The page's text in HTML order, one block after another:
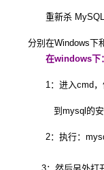
重新杀 MySQL
分别在Windows下
在windows下：
1：进入cmd，
到mysql的安装
2：执行：